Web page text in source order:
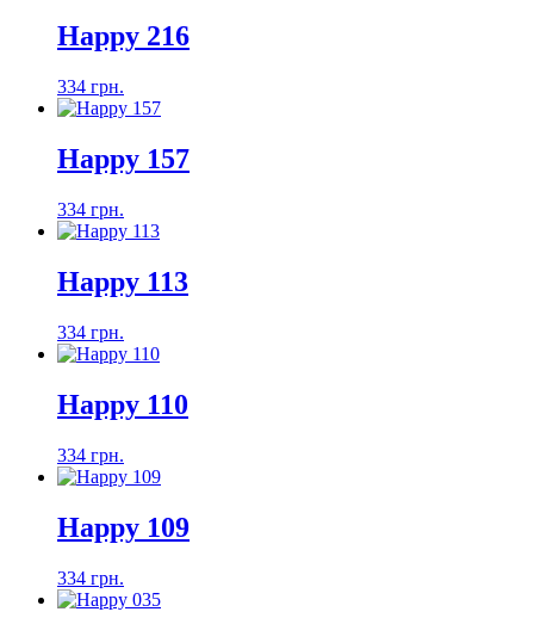
Happy 216
334 грн.
Happy 157
334 грн.
Happy 113
334 грн.
Happy 110
334 грн.
Happy 109
334 грн.